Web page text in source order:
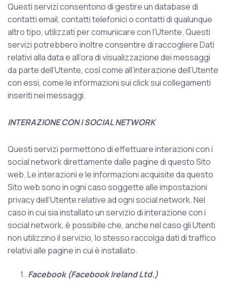
Questi servizi consentono di gestire un database di
contatti email, contatti telefonici o contatti di qualunque
altro tipo, utilizzati per comunicare con l’Utente. Questi
servizi potrebbero inoltre consentire di raccogliere Dati
relativi alla data e all’ora di visualizzazione dei messaggi
da parte dell’Utente, così come all’interazione dell’Utente
con essi, come le informazioni sui click sui collegamenti
inseriti nei messaggi.
INTERAZIONE CON I SOCIAL NETWORK
Questi servizi permettono di effettuare interazioni con i
social network direttamente dalle pagine di questo Sito
web. Le interazioni e le informazioni acquisite da questo
Sito web sono in ogni caso soggette alle impostazioni
privacy dell’Utente relative ad ogni social network. Nel
caso in cui sia installato un servizio di interazione con i
social network, è possibile che, anche nel caso gli Utenti
non utilizzino il servizio, lo stesso raccolga dati di traffico
relativi alle pagine in cui è installato.
Facebook (Facebook Ireland Ltd.)